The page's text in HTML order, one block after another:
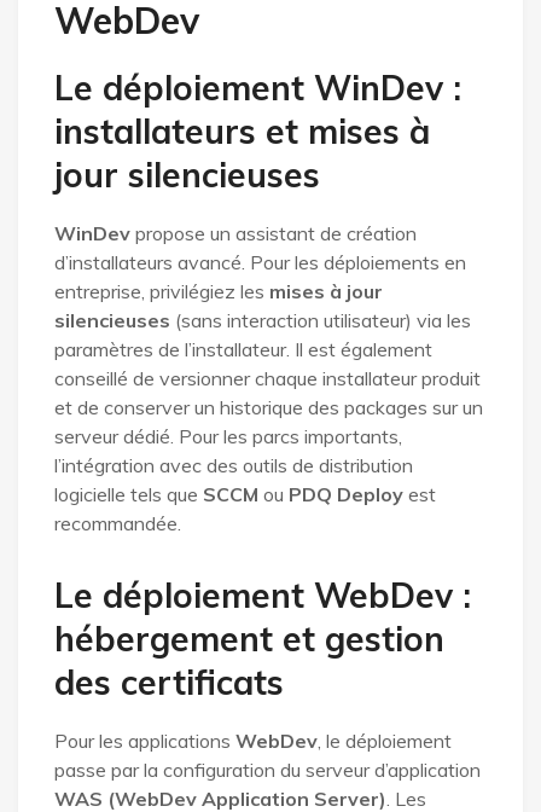
WebDev
Le déploiement WinDev :
installateurs et mises à
jour silencieuses
WinDev propose un assistant de création
d’installateurs avancé. Pour les déploiements en
entreprise, privilégiez les mises à jour
silencieuses (sans interaction utilisateur) via les
paramètres de l’installateur. Il est également
conseillé de versionner chaque installateur produit
et de conserver un historique des packages sur un
serveur dédié. Pour les parcs importants,
l’intégration avec des outils de distribution
logicielle tels que SCCM ou PDQ Deploy est
recommandée.
Le déploiement WebDev :
hébergement et gestion
des certificats
Pour les applications WebDev , le déploiement
passe par la configuration du serveur d’application
WAS (WebDev Application Server) . Les